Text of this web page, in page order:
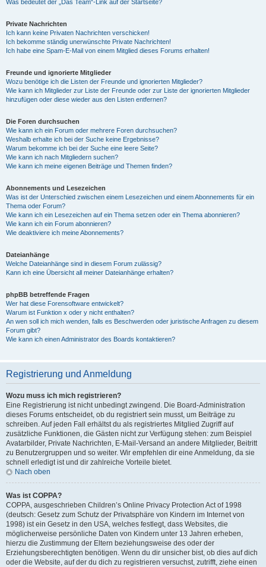
Was bedeutet der „Das Team“-Link auf der Startseite?
Private Nachrichten
Ich kann keine Privaten Nachrichten verschicken!
Ich bekomme ständig unerwünschte Private Nachrichten!
Ich habe eine Spam-E-Mail von einem Mitglied dieses Forums erhalten!
Freunde und ignorierte Mitglieder
Wozu benötige ich die Listen der Freunde und ignorierten Mitglieder?
Wie kann ich Mitglieder zur Liste der Freunde oder zur Liste der ignorierten Mitglieder
hinzufügen oder diese wieder aus den Listen entfernen?
Die Foren durchsuchen
Wie kann ich ein Forum oder mehrere Foren durchsuchen?
Weshalb erhalte ich bei der Suche keine Ergebnisse?
Warum bekomme ich bei der Suche eine leere Seite?
Wie kann ich nach Mitgliedern suchen?
Wie kann ich meine eigenen Beiträge und Themen finden?
Abonnements und Lesezeichen
Was ist der Unterschied zwischen einem Lesezeichen und einem Abonnements für ein
Thema oder Forum?
Wie kann ich ein Lesezeichen auf ein Thema setzen oder ein Thema abonnieren?
Wie kann ich ein Forum abonnieren?
Wie deaktiviere ich meine Abonnements?
Dateianhänge
Welche Dateianhänge sind in diesem Forum zulässig?
Kann ich eine Übersicht all meiner Dateianhänge erhalten?
phpBB betreffende Fragen
Wer hat diese Forensoftware entwickelt?
Warum ist Funktion x oder y nicht enthalten?
An wen soll ich mich wenden, falls es Beschwerden oder juristische Anfragen zu diesem
Forum gibt?
Wie kann ich einen Administrator des Boards kontaktieren?
Registrierung und Anmeldung
Wozu muss ich mich registrieren?
Eine Registrierung ist nicht unbedingt zwingend. Die Board-Administration
dieses Forums entscheidet, ob du registriert sein musst, um Beiträge zu
schreiben. Auf jeden Fall erhältst du als registriertes Mitglied Zugriff auf
zusätzliche Funktionen, die Gästen nicht zur Verfügung stehen: zum Beispiel
Avatarbilder, Private Nachrichten, E-Mail-Versand an andere Mitglieder, Beitritt
zu Benutzergruppen und so weiter. Wir empfehlen dir eine Anmeldung, da sie
schnell erledigt ist und dir zahlreiche Vorteile bietet.
Nach oben
Was ist COPPA?
COPPA, ausgeschrieben Children’s Online Privacy Protection Act of 1998
(deutsch: Gesetz zum Schutz der Privatsphäre von Kindern im Internet von
1998) ist ein Gesetz in den USA, welches festlegt, dass Websites, die
möglicherweise persönliche Daten von Kindern unter 13 Jahren erheben,
hierzu die Zustimmung der Eltern beziehungsweise des oder der
Erziehungsberechtigten benötigen. Wenn du dir unsicher bist, ob dies auf dich
oder die Website, auf der du dich zu registrieren versuchst, zutrifft, ziehe einen